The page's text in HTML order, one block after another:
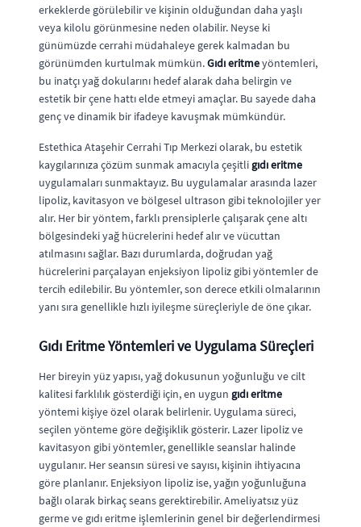
erkeklerde görülebilir ve kişinin olduğundan daha yaşlı
veya kilolu görünmesine neden olabilir. Neyse ki
günümüzde cerrahi müdahaleye gerek kalmadan bu
görünümden kurtulmak mümkün.Gıdı eritmeyöntemleri,
bu inatçı yağ dokularını hedef alarak daha belirgin ve
estetik bir çene hattı elde etmeyi amaçlar. Bu sayede daha
genç ve dinamik bir ifadeye kavuşmak mümkündür.
Estethica Ataşehir Cerrahi Tıp Merkezi olarak, bu estetik
kaygılarınıza çözüm sunmak amacıyla çeşitli gıdı eritme
uygulamaları sunmaktayız. Bu uygulamalar arasında lazer
lipoliz, kavitasyon ve bölgesel ultrason gibi teknolojiler yer
alır. Her bir yöntem, farklı prensiplerle çalışarak çene altı
bölgesindeki yağ hücrelerini hedef alır ve vücuttan
atılmasını sağlar. Bazı durumlarda, doğrudan yağ
hücrelerini parçalayan enjeksiyon lipoliz gibi yöntemler de
tercih edilebilir. Bu yöntemler, son derece etkili olmalarının
yanı sıra genellikle hızlı iyileşme süreçleriyle de öne çıkar.
Gıdı Eritme Yöntemleri ve Uygulama Süreçleri
Her bireyin yüz yapısı, yağ dokusunun yoğunluğu ve cilt
kalitesi farklılık gösterdiği için, en uygun gıdı eritme
yöntemi kişiye özel olarak belirlenir. Uygulama süreci,
seçilen yönteme göre değişiklik gösterir. Lazer lipoliz ve
kavitasyon gibi yöntemler, genellikle seanslar halinde
uygulanır. Her seansın süresi ve sayısı, kişinin ihtiyacına
göre planlanır. Enjeksiyon lipoliz ise, yağın yoğunluğuna
bağlı olarak birkaç seans gerektirebilir. Ameliyatsız yüz
germe ve gıdı eritme işlemlerinin genel bir değerlendirmesi